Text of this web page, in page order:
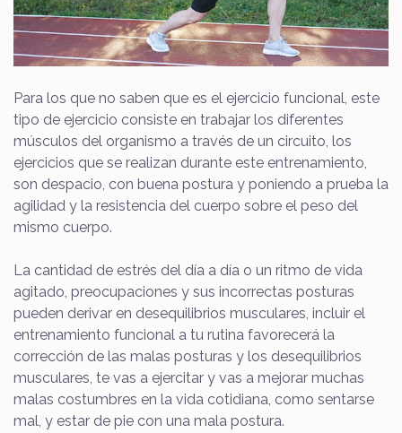
Para los que no saben que es el ejercicio funcional, este
tipo de ejercicio consiste en trabajar los diferentes
músculos del organismo a través de un circuito, los
ejercicios que se realizan durante este entrenamiento,
son despacio, con buena postura y poniendo a prueba la
agilidad y la resistencia del cuerpo sobre el peso del
mismo cuerpo.
La cantidad de estrés del día a día o un ritmo de vida
agitado, preocupaciones y sus incorrectas posturas
pueden derivar en desequilibrios musculares, incluir el
entrenamiento funcional a tu rutina favorecerá la
corrección de las malas posturas y los desequilibrios
musculares, te vas a ejercitar y vas a mejorar muchas
malas costumbres en la vida cotidiana, como sentarse
mal, y estar de pie con una mala postura.